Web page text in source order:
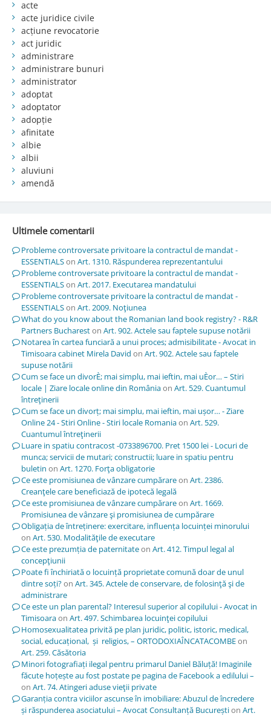
acte
acte juridice civile
acțiune revocatorie
act juridic
administrare
administrare bunuri
administrator
adoptat
adoptator
adopție
afinitate
albie
albii
aluviuni
amendă
Ultimele comentarii
Probleme controversate privitoare la contractul de mandat -
ESSENTIALSon Art. 1310. Răspunderea reprezentantului
Probleme controversate privitoare la contractul de mandat -
ESSENTIALSon Art. 2017. Executarea mandatului
Probleme controversate privitoare la contractul de mandat -
ESSENTIALSon Art. 2009. Noţiunea
What do you know about the Romanian land book registry? - R&R
Partners Buchareston Art. 902. Actele sau faptele supuse notării
Notarea în cartea funciară a unui proces; admisibilitate - Avocat in
Timisoara cabinet Mirela David on Art. 902. Actele sau faptele
supuse notării
Cum se face un divorÈ; mai simplu, mai ieftin, mai uÈor… – Stiri
locale | Ziare locale online din Româniaon Art. 529. Cuantumul
întreţinerii
Cum se face un divorț; mai simplu, mai ieftin, mai ușor… - Ziare
Online 24 - Stiri Online - Stiri locale Romaniaon Art. 529.
Cuantumul întreţinerii
Luare in spatiu contracost -0733896700. Pret 1500 lei - Locuri de
munca; servicii de mutari; constructii; luare in spatiu pentru
buletin on Art. 1270. Forţa obligatorie
Ce este promisiunea de vânzare cumpărareon Art. 2386.
Creanţele care beneficiază de ipotecă legală
Ce este promisiunea de vânzare cumpărareon Art. 1669.
Promisiunea de vânzare şi promisiunea de cumpărare
Obligația de întreținere: exercitare, influența locuinței minorului
on Art. 530. Modalităţile de executare
Ce este prezumția de paternitateon Art. 412. Timpul legal al
concepţiunii
Poate fi închiriată o locuință proprietate comună doar de unul
dintre soți?on Art. 345. Actele de conservare, de folosinţă şi de
administrare
Ce este un plan parental? Interesul superior al copilului - Avocat in
Timisoaraon Art. 497. Schimbarea locuinţei copilului
Homosexualitatea privită pe plan juridic, politic, istoric, medical,
social, educațional, și religios, – ORTODOXIAÎNCATACOMBEon
Art. 259. Căsătoria
Minori fotografiați ilegal pentru primarul Daniel Băluță! Imaginile
făcute hoțește au fost postate pe pagina de Facebook a edilului –
on Art. 74. Atingeri aduse vieţii private
Garanția contra viciilor ascunse în imobiliare: Abuzul de încredere
și răspunderea asociatului – Avocat Consultanță Bucureștion Art.